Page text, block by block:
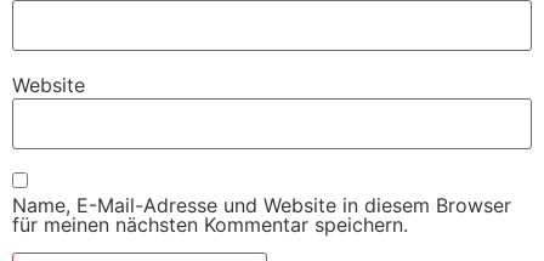
Website
Name, E-Mail-Adresse und Website in diesem Browser
für meinen nächsten Kommentar speichern.